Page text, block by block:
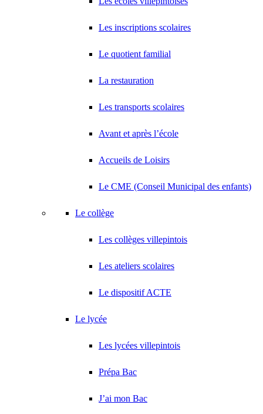
Les inscriptions scolaires
Le quotient familial
La restauration
Les transports scolaires
Avant et après l’école
Accueils de Loisirs
Le CME (Conseil Municipal des enfants)
Le collège
Les collèges villepintois
Les ateliers scolaires
Le dispositif ACTE
Le lycée
Les lycées villepintois
Prépa Bac
J’ai mon Bac